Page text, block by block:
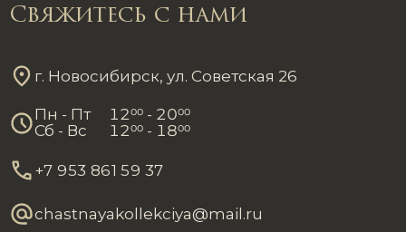
Свяжитесь с нами
г. Новосибирск, ул. Советская 26
Пн - Пт 1200 - 2000
Сб - Вс
1200 - 1800
+7 953 861 59 37
chastnayakollekciya@mail.ru